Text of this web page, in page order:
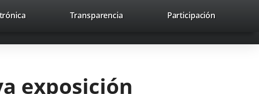
Contacto avaHeaderSocial
Enlace
una
Enlace
una
Enlace
una
Recherche
Enlace
aplicación
Transparencia Participación
exposición